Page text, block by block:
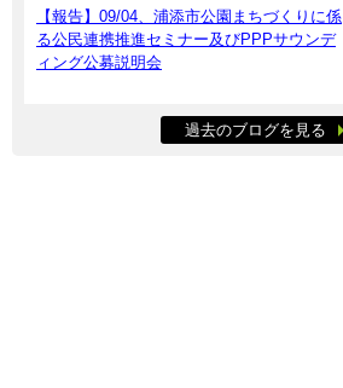
【報告】09/04、浦添市公園まちづくりに係
る公民連携推進セミナー及びPPPサウンデ
ィング公募説明会
過去のブログを見る